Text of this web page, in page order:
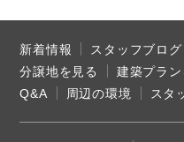
新着情報 スタッフブログ
分譲地を見る
建築プラン
Q&A
周辺の環境 スタ